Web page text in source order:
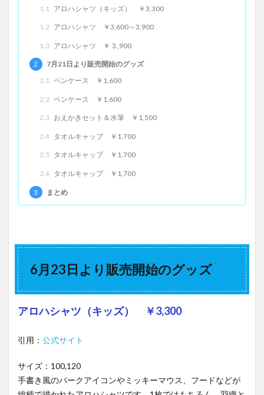
1.1
アロハシャツ（キッズ） ￥3,300
1.2 アロハシャツ ￥3,600～3,900
1.3 アロハシャツ ￥３,900
2
7月21日より販売開始のグッズ
2.1 ペンケース ￥1,600
2.2 ペンケース ￥1,600
2.3 おえかきセット＆水筆 ￥1,500
2.4 タオルキャップ ￥1,700
2.5 タオルキャップ ￥1,700
2.6 タオルキャップ ￥1,700
3 まとめ
6月23日より販売開始のグッズ
アロハシャツ（キッズ） ￥3,300
引用： 公式サイト
サイズ：100,120
手書き風のパークアイコンやミッキーマウス、フードなどが